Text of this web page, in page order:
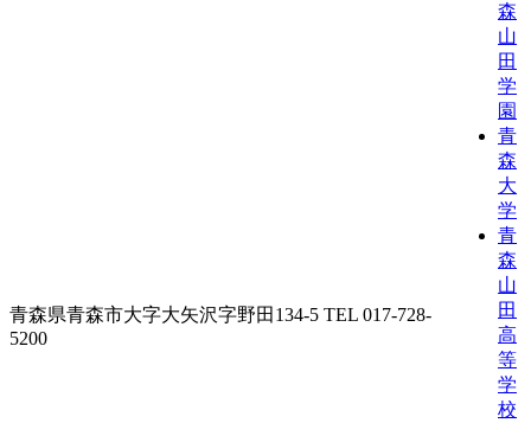
青森県青森市大字大矢沢字野田134-5 TEL 017-728-
5200
森
山
田
学
園
青
森
大
学
青
森
山
田
高
等
学
校